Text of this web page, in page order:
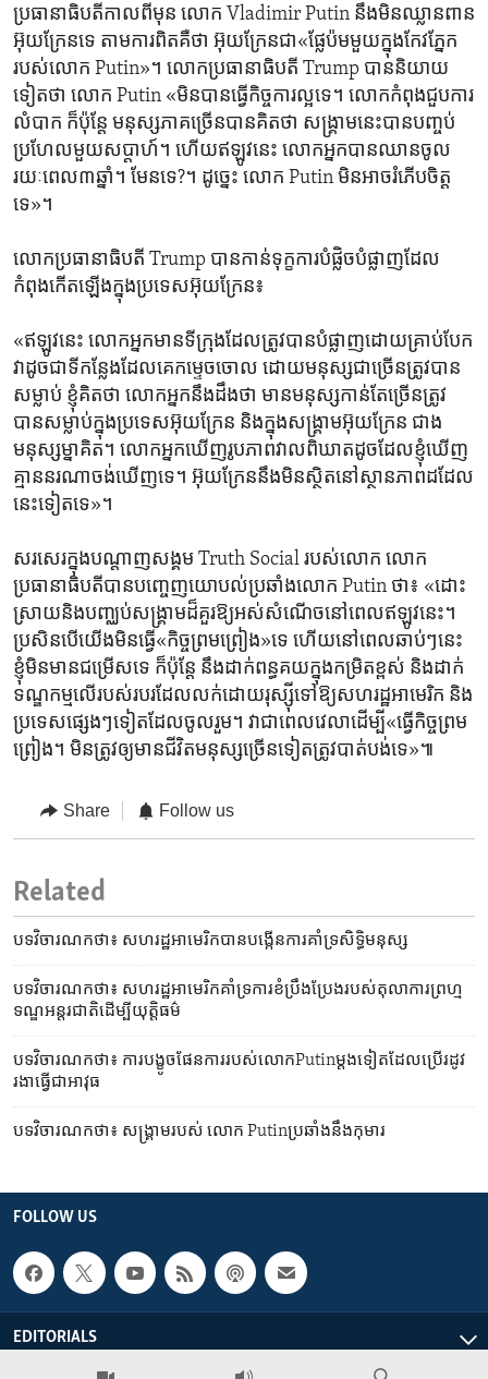
ប្រធានាធិបតី​កាលពី​មុន លោក Vladimir Putin នឹង​មិន​ឈ្លានពាន​
អ៊ុយក្រែន​ទេ តាម​ការពិត​គឺ​ថា ​អ៊ុយក្រែន​ជា​«ផ្លែ​ប៉ម​មួយ​ក្នុង​កែវភ្នែក​
របស់​លោក Putin»។ លោក​ប្រធានាធិបតី Trump បាន​និយាយ​
ទៀត​ថា ​លោក Putin «មិន​បាន​ធ្វើ​កិច្ចការ​ល្អ​ទេ។ លោក​កំពុងជួប​ការ
លំបាក ក៏ប៉ុន្តែ មនុស្ស​ភាគ​ច្រើន​បាន​គិត​ថា​ សង្គ្រាម​នេះបាន​បញ្ចប់​
ប្រហែល​មួយ​សប្តាហ៍។ ហើយឥឡូវ​នេះ លោកអ្នក​បាន​ឈាន​ចូល​
រយៈពេល៣ឆ្នាំ។ មែន​ទេ?។ ដូច្នេះ លោក Putin មិន​អាច​រំភើបចិត្ត​
ទេ»។
លោក​ប្រធានាធិបតី Trump បាន​កាន់ទុក្ខ​ការបំផ្លិច​បំផ្លាញ​ដែល​
កំពុង​កើតឡើង​ក្នុង​ប្រទេស​អ៊ុយក្រែន​៖
«ឥឡូវនេះ លោកអ្នក​មាន​ទីក្រុង​ដែល​ត្រូវបាន​បំផ្លាញ​ដោយ​គ្រាប់​បែក
វា​ដូចជា​ទីកន្លែង​ដែល​គេ​កម្ទេច​ចោល ដោយ​មនុស្ស​ជា​ច្រើន​ត្រូវ​បាន​
សម្លាប់ ខ្ញុំ​គិត​ថា ​លោកអ្នក​នឹង​ដឹង​ថា ​មាន​មនុស្ស​កាន់តែច្រើនត្រូវ​
បាន​សម្លាប់​ក្នុង​ប្រទេស​អ៊ុយក្រែន​ និងក្នុង​សង្គ្រាមអ៊ុយក្រែន​ ​ជាង
មនុស្ស​ម្នាគិត។ លោកអ្នក​ឃើញ​រូបភាព​វាលពិឃាត​ដូច​ដែល​ខ្ញុំ​ឃើញ
គ្មាន​នរណា​ចង់​ឃើញទេ។ អ៊ុយក្រែន​នឹង​មិន​ស្ថិតនៅ​ស្ថានភាព​ដដែល​
នេះ​ទៀត​ទេ»។
សរសេរ​ក្នុង​បណ្តាញ​សង្គម Truth Social របស់​លោក លោក​
ប្រធានាធិបតី​បាន​បញ្ចេញ​យោបល់​ប្រឆាំង​លោក Putin ថា៖ «ដោះ
ស្រាយ​និង​បញ្ឈប់​សង្គ្រាម​ដ៏​គួរ​ឱ្យ​អស់​សំណើច​នៅពេល​ឥឡូវនេះ។
ប្រសិនបើយើង​មិន​ធ្វើ​«កិច្ចព្រមព្រៀង»ទេ ​ហើយ​នៅ​ពេល​ឆាប់ៗនេះ
ខ្ញុំ​មិន​មាន​ជម្រើស​ទេ ក៏ប៉ុន្តែ នឹង​ដាក់​ពន្ធ​គយ​ក្នុង​កម្រិត​ខ្ពស់ និង​ដាក់​
ទណ្ឌកម្ម​លើ​របស់​របរ​ដែល​លក់​ដោយ​រុស្ស៊ី​ទៅ​ឱ្យ​សហរដ្ឋ​អាមេរិក និង​
ប្រទេស​ផ្សេងៗទៀត​ដែល​ចូលរួម។ វា​ជា​ពេលវេលា​ដើម្បី«ធ្វើ​កិច្ចព្រម
ព្រៀង។ មិន​ត្រូវឲ្យ​មាន​ជីវិត​មនុស្ស​ច្រើន​ទៀត​ត្រូវ​បាត់បង់​ទេ»៕
Share Follow us
Related
បទវិចារណកថា៖ សហរដ្ឋ​អាមេរិក​បាន​បង្កើន​ការ​គាំទ្រ​សិទ្ធិ​មនុស្ស
បទវិចារណកថា៖ សហរដ្ឋ​អាមេរិក​គាំទ្រ​ការ​ខំ​ប្រឹងប្រែង​របស់​តុលាការ​ព្រហ្ម
ទណ្ឌ​អន្តរជាតិ​ដើម្បី​យុត្តិធម៌
បទវិចារណកថា៖ ការ​បង្ខូច​ផែនការ​របស់​លោកPutinម្តងទៀត​ដែល​ប្រើ​រដូវ​
រងា​ធ្វើ​ជា​អាវុធ
បទវិចារណកថា៖ សង្គ្រាម​របស់​ លោក Putinប្រឆាំង​នឹង​កុមារ
FOLLOW US
EDITORIALS